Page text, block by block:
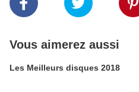
Vous aimerez aussi
Les Meilleurs disques 2018